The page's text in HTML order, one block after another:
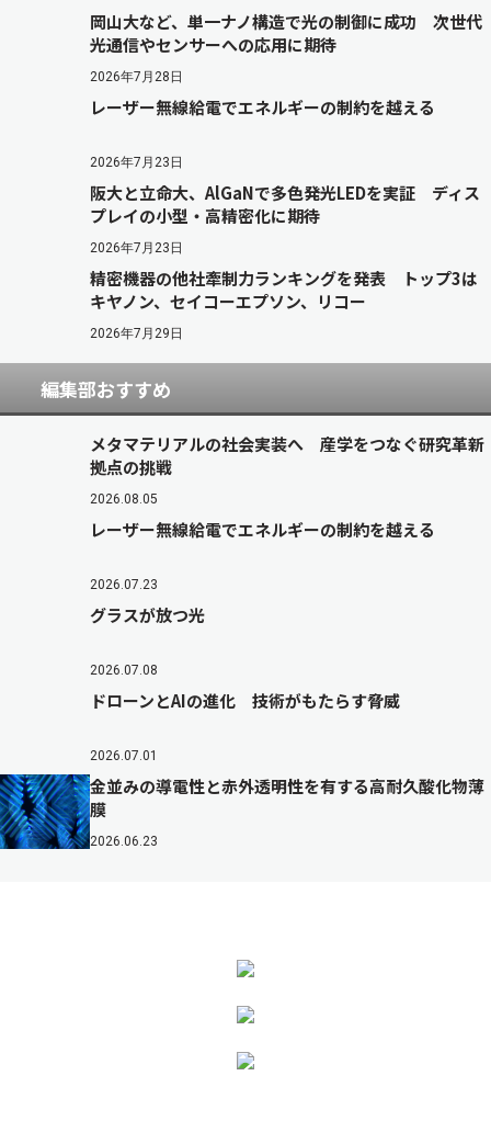
岡山大など、単一ナノ構造で光の制御に成功 次世代
光通信やセンサーへの応用に期待
2026年7月28日
レーザー無線給電でエネルギーの制約を越える
2026年7月23日
阪大と立命大、AlGaNで多色発光LEDを実証 ディス
プレイの小型・高精密化に期待
2026年7月23日
精密機器の他社牽制力ランキングを発表 トップ3は
キヤノン、セイコーエプソン、リコー
2026年7月29日
編集部おすすめ
メタマテリアルの社会実装へ 産学をつなぐ研究革新
拠点の挑戦
2026.08.05
レーザー無線給電でエネルギーの制約を越える
2026.07.23
グラスが放つ光
2026.07.08
ドローンとAIの進化 技術がもたらす脅威
2026.07.01
金並みの導電性と赤外透明性を有する高耐久酸化物薄
膜
2026.06.23